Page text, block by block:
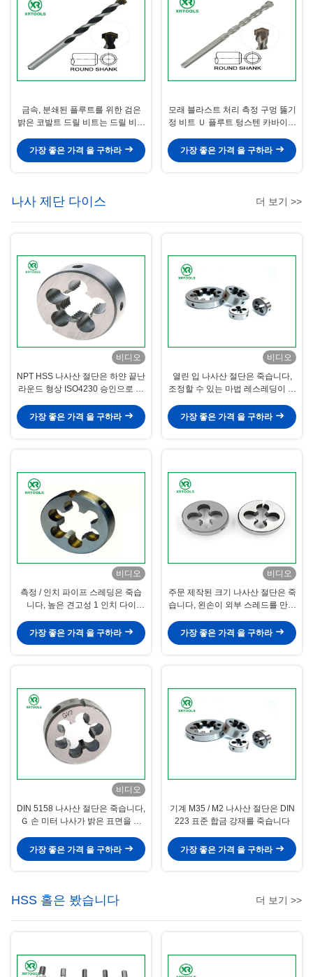
금속, 분쇄된 플루트를 위한 검은
밝은 코발트 드릴 비트는 드릴 비트
가장 좋은 가격 을 구하라
모래 블라스트 처리 측정 구멍 뚫기
정 비트 Ｕ 플루트 텅스텐 카바이드
가장 좋은 가격 을 구하라
나사 제단 다이스 더 보기 >>
비디오
NPT HSS 나사산 절단은 하얀 끝난
라운드 형상 ISO4230 승인으로 죽
가장 좋은 가격 을 구하라
비디오
열린 입 나사산 절단은 죽습니다,
조정할 수 있는 마법 레스레딩이 잘
가장 좋은 가격 을 구하라
비디오
측정 / 인치 파이프 스레딩은 죽습
니다, 높은 견고성 1 인치 다이
가장 좋은 가격 을 구하라
비디오
주문 제작된 크기 나사산 절단은 죽
습니다, 왼손이 외부 스레드를 만드
가장 좋은 가격 을 구하라
비디오
DIN 5158 나사산 절단은 죽습니다,
Ｇ 손 미터 나사가 밝은 표면을 죽
가장 좋은 가격 을 구하라
기계 M35 / M2 나사산 절단은 DIN
223 표준 합금 강재를 죽습니다
가장 좋은 가격 을 구하라
HSS 홀은 봤습니다 더 보기 >>